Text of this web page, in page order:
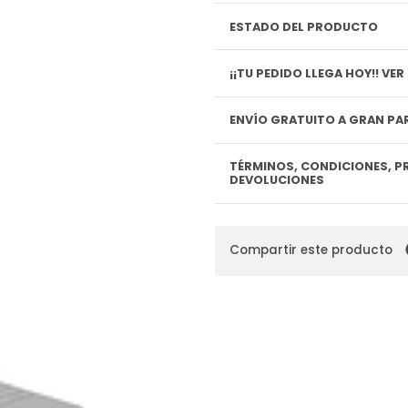
ESTADO DEL PRODUCTO
¡¡TU
ENVÍO GRATUITO A GRAN
TÉRMINOS, CONDICIONES,
DEVOLUCIONES
Compartir este producto